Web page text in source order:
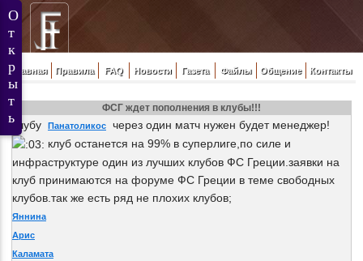
Главная Правила FAQ Новости Газета Файлы Общение Контакты
ФСГ ждет пополнения в клубы!!!
клубу Панатоликосчерез один матч нужен будет менеджер!
клуб останется на 99% в суперлиге,по силе и
инфраструктуре один из лучших клубов ФС Греции.заявки на
клуб принимаются на форуме ФС Греции в теме свободных
клубов.так же есть ряд не плохих клубов;
Яннина
Арис
Каламата